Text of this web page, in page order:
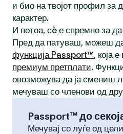
и био на твојот профил за
карактер.
И потоа, сè е спремно за
Пред да патуваш, можеш
функција Passport™, која
премиум претплати.
овозможува да ја смениш
мечуваш со членови од
Passport™ до
Мечувај со луѓе од